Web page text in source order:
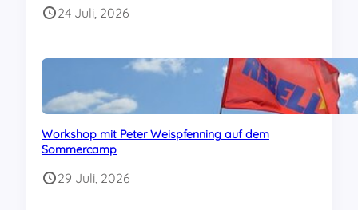
24 Juli, 2026
Workshop mit Peter Weispfenning auf dem
Sommercamp
29 Juli, 2026